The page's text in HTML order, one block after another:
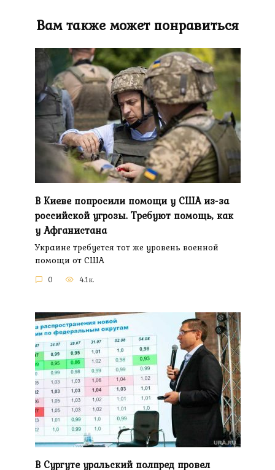
Вам также может понравиться
В Киеве попросили помощи у США из-за
российской угрозы. Требуют помощь, как
у Афганистана
Украине требуется тот же уровень военной
помощи от США
0 4.1к.
В Сургуте уральский полпред провел